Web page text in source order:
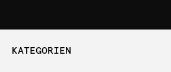
KATEGORIEN